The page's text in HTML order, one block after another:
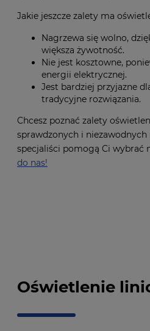
Jakie jeszcze zalety ma
Nagrzewa się wolno,
większa żywotność.
Nie jest kosztowne,
energii elektrycznej.
Jest bardziej przyjazne
tradycyjne rozwiązania.
Chcesz poznać zalety
sprawdzonych i niezawodnych
specjaliści pomogą Ci wybrać
do nas!
Oświetlenie